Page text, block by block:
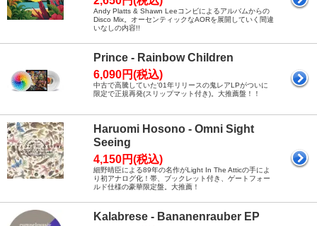
Andy Platts & Shawn Leeコンビによるアルバムからの
Disco Mix。オーセンティックなAORを展開していく間違
いなしの内容!!
Prince - Rainbow Children
6,090円(税込)
中古で高騰していた'01年リリースの鬼レアLPがついに
限定で正規再発(スリップマット付き)。大推薦盤！！
Haruomi Hosono - Omni Sight
Seeing
4,150円(税込)
細野晴臣による89年の名作がLight In The Atticの手によ
り初アナログ化！帯、ブックレット付き、ゲートフォー
ルド仕様の豪華限定盤。大推薦！
Kalabrese - Bananenrauber EP